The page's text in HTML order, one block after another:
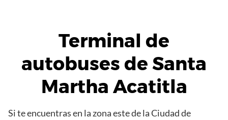
Terminal de
autobuses de Santa
Martha Acatitla
Si te encuentras en la zona este de la Ciudad de